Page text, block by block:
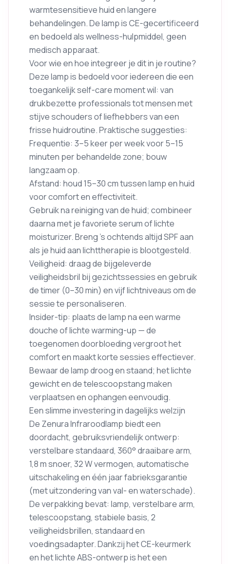
warmtesensitieve huid en langere
behandelingen. De lamp is CE-gecertificeerd
en bedoeld als wellness-hulpmiddel, geen
medisch apparaat.
Voor wie en hoe integreer je dit in je routine?
Deze lamp is bedoeld voor iedereen die een
toegankelijk self-care moment wil: van
drukbezette professionals tot mensen met
stijve schouders of liefhebbers van een
frisse huidroutine. Praktische suggesties:
Frequentie: 3–5 keer per week voor 5–15
minuten per behandelde zone; bouw
langzaam op.
Afstand: houd 15–30 cm tussen lamp en huid
voor comfort en effectiviteit.
Gebruik na reiniging van de huid; combineer
daarna met je favoriete serum of lichte
moisturizer. Breng ’s ochtends altijd SPF aan
als je huid aan lichttherapie is blootgesteld.
Veiligheid: draag de bijgeleverde
veiligheidsbril bij gezichtssessies en gebruik
de timer (0–30 min) en vijf lichtniveaus om de
sessie te personaliseren.
Insider-tip: plaats de lamp na een warme
douche of lichte warming-up — de
toegenomen doorbloeding vergroot het
comfort en maakt korte sessies effectiever.
Bewaar de lamp droog en staand; het lichte
gewicht en de telescoopstang maken
verplaatsen en ophangen eenvoudig.
Een slimme investering in dagelijks welzijn
De Zenura Infraroodlamp biedt een
doordacht, gebruiksvriendelijk ontwerp:
verstelbare standaard, 360° draaibare arm,
1,8 m snoer, 32 W vermogen, automatische
uitschakeling en één jaar fabrieksgarantie
(met uitzondering van val- en waterschade).
De verpakking bevat: lamp, verstelbare arm,
telescoopstang, stabiele basis, 2
veiligheidsbrillen, standaard en
voedingsadapter. Dankzij het CE-keurmerk
en het lichte ABS-ontwerp is het een